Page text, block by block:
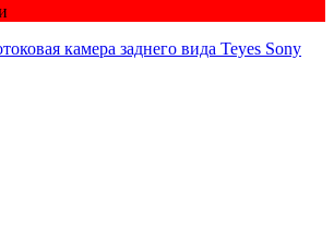
камера заднего вида Teyes Sony